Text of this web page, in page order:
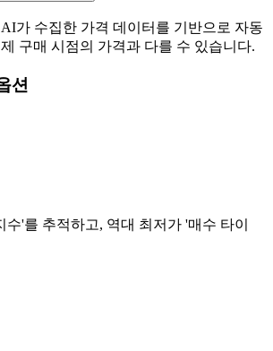
가 수집한 가격 데이터를 기반으로 자동
구매 시점의 가격과 다를 수 있습니다.
션
수'를 추적하고, 역대 최저가 '매수 타이